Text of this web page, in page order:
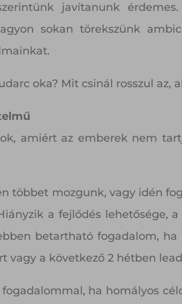
javítanunk
sokan törekszünk
oka? Mit csinál rosszul
amiért az emberek nem
többet mozgunk, vagy idén
a fejlődés lehetősége,
betartható fogadalom,
vagy a következő 2 hétben
ha homályos